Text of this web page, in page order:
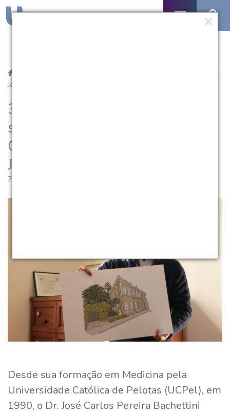
/ 30 anos de dedicação e serviço: o legado do reitor
José Carlos Pereira Bachettini Júnior à UCPel
30 anos de dedicação e
serviço: o legado do reitor José
Carlos Pereira Bachettini
Júnior à UCPel
28.05.2024 | 17:48
Desde sua formação em Medicina pela
Universidade Católica de Pelotas (UCPel), em
1990, o Dr. José Carlos Pereira Bachettini